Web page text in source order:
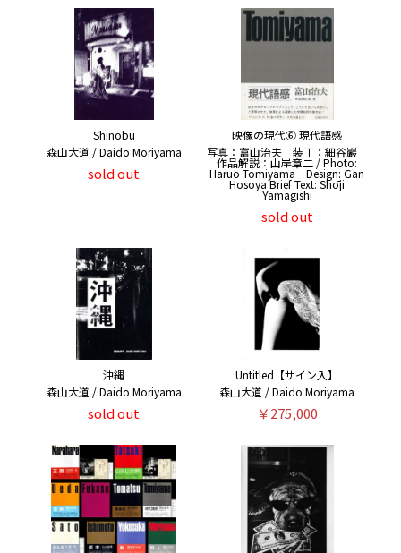
Shinobu
森山大道 / Daido Moriyama
sold out
映像の現代⑥ 現代語感
写真：富山治夫 装丁：細谷巖
作品解説：山岸章二 / Photo:
Haruo Tomiyama Design: Gan
Hosoya Brief Text: Shōji
Yamagishi
sold out
沖縄
森山大道 / Daido Moriyama
sold out
Untitled【サイン入】
森山大道 / Daido Moriyama
￥275,000